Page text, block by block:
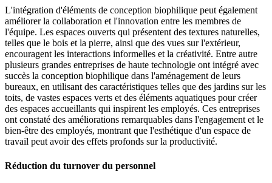
L'intégration d'éléments de conception biophilique peut également
améliorer la collaboration et l'innovation entre les membres de
l'équipe. Les espaces ouverts qui présentent des textures naturelles,
telles que le bois et la pierre, ainsi que des vues sur l'extérieur,
encouragent les interactions informelles et la créativité. Entre autre
plusieurs grandes entreprises de haute technologie ont intégré avec
succès la conception biophilique dans l'aménagement de leurs
bureaux, en utilisant des caractéristiques telles que des jardins sur les
toits, de vastes espaces verts et des éléments aquatiques pour créer
des espaces accueillants qui inspirent les employés. Ces entreprises
ont constaté des améliorations remarquables dans l'engagement et le
bien-être des employés, montrant que l'esthétique d'un espace de
travail peut avoir des effets profonds sur la productivité.
Réduction du turnover du personnel